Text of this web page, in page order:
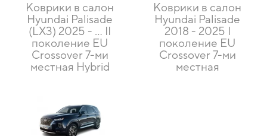
Коврики в салон
Hyundai Palisade
(LX3) 2025 - ... II
поколение EU
Crossover 7-ми
местная Hybrid
Коврики в салон
Hyundai Palisade
2018 - 2025 I
поколение EU
Crossover 7-ми
местная